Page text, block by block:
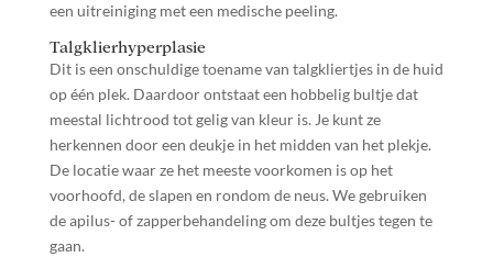
een uitreiniging met een medische peeling.
Talgklierhyperplasie
Dit is een onschuldige toename van talgkliertjes in de huid
op één plek. Daardoor ontstaat een hobbelig bultje dat
meestal lichtrood tot gelig van kleur is. Je kunt ze
herkennen door een deukje in het midden van het plekje.
De locatie waar ze het meeste voorkomen is op het
voorhoofd, de slapen en rondom de neus. We gebruiken
de apilus- of zapperbehandeling om deze bultjes tegen te
gaan.